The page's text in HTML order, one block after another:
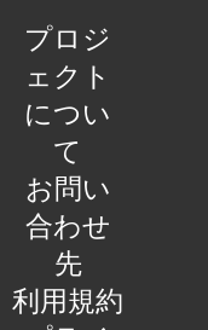
プロジ
ェクト
につい
て
お問い
合わせ
先
利用規約